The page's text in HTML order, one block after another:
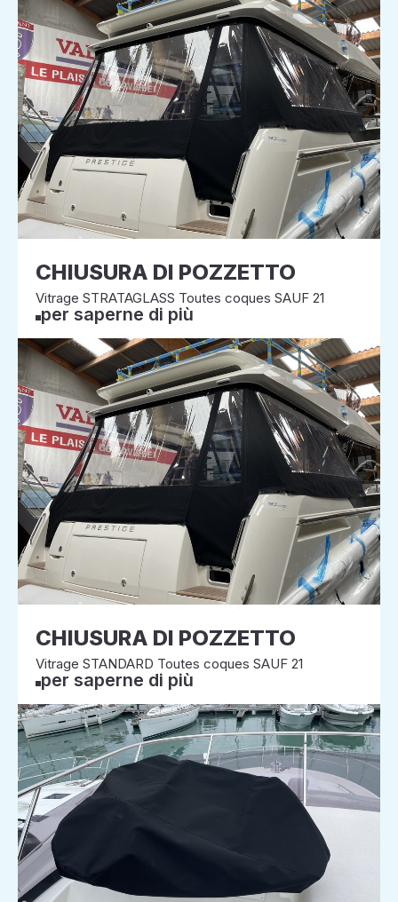
CHIUSURA DI POZZETTO
Vitrage STRATAGLASS Toutes coques SAUF 21
per saperne di più
CHIUSURA DI POZZETTO
Vitrage STANDARD Toutes coques SAUF 21
per saperne di più